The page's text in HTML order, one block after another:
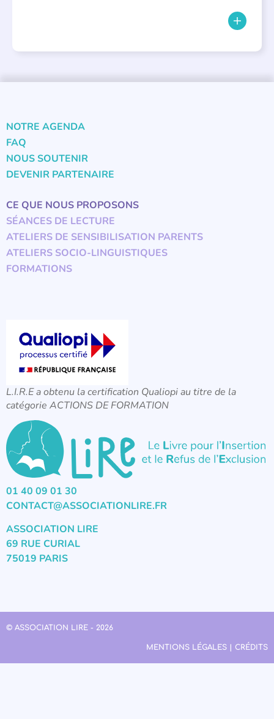
NOTRE AGENDA
FAQ
NOUS SOUTENIR
DEVENIR PARTENAIRE
CE QUE NOUS PROPOSONS
SÉANCES DE LECTURE
ATELIERS DE SENSIBILISATION PARENTS
ATELIERS SOCIO-LINGUISTIQUES
FORMATIONS
L.I.R.E a obtenu la certification Qualiopi au titre de la
catégorie ACTIONS DE FORMATION
01 40 09 01 30
CONTACT@ASSOCIATIONLIRE.FR
ASSOCIATION LIRE
69 RUE CURIAL
75019 PARIS
© ASSOCIATION LIRE - 2026
MENTIONS LÉGALES | CRÉDITS